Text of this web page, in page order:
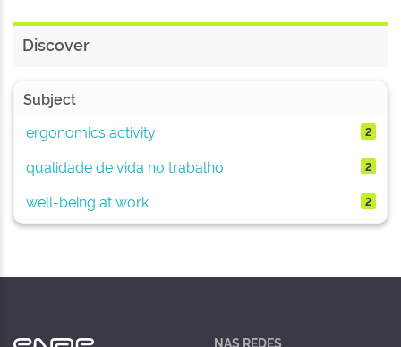
Discover
Subject
ergonomics activity
2
qualidade de vida no trabalho 2
well-being at work 2
NAS REDES